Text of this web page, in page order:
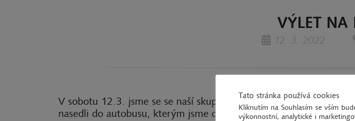
VÝLET NA
12. 3. 2022
V sobotu 12.3. jsme se se naší skupinou středňáků vydali na
nasedli do autobusu, kterým jsme dojeli až do Nových Dvorů.
Tato stránka používá cookies
Kliknutím na Souhlasím se vším
výkonnostní, analytické i